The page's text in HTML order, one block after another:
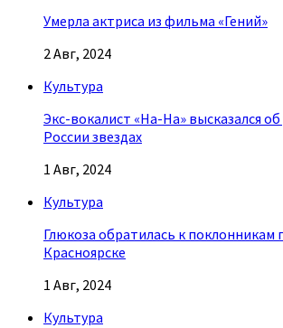
Умерла актриса из фильма «Гений»
2 Авг, 2024
Культура
Экс-вокалист «На-На» высказался
России звездах
1 Авг, 2024
Культура
Глюкоза обратилась к поклонникам
Красноярске
1 Авг, 2024
Культура